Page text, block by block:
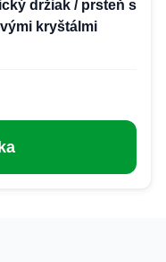
držiak / prsteň s
kryštálmi